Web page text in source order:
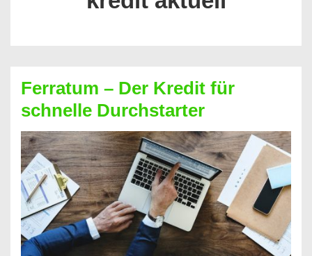
Ferratum – Der Kredit für
schnelle Durchstarter